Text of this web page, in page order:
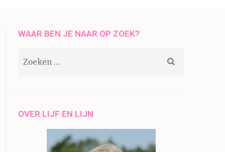
WAAR BEN JE NAAR OP ZOEK?
OVER LIJF EN LIJN